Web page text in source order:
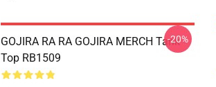
GOJIRA RA RA GOJIRA MERCH Tank
Top RB1509
-20%